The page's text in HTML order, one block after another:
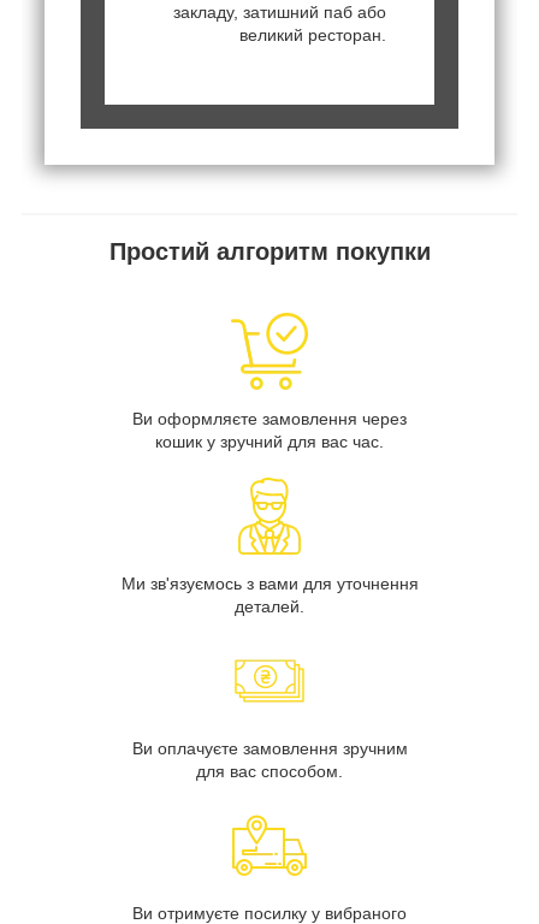
закладу, затишний паб або
великий ресторан.
Простий алгоритм покупки
Ви оформляєте замовлення через
кошик у зручний для вас час.
Ми зв'язуємось з вами для уточнення
деталей.
Ви оплачуєте замовлення зручним
для вас способом.
Ви отримуєте посилку у вибраного